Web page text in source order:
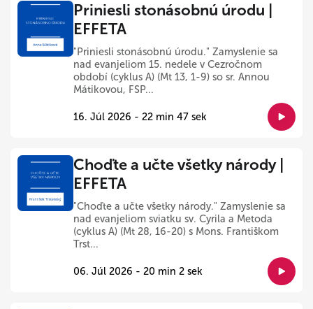
Priniesli stonásobnú úrodu |
EFFETA
"Priniesli stonásobnú úrodu." Zamyslenie sa
nad evanjeliom 15. nedele v Cezročnom
období (cyklus A) (Mt 13, 1-9) so sr. Annou
Mátikovou, FSP...
16. Júl 2026 - 22 min 47 sek
Choďte a učte všetky národy |
EFFETA
"Choďte a učte všetky národy." Zamyslenie sa
nad evanjeliom sviatku sv. Cyrila a Metoda
(cyklus A) (Mt 28, 16-20) s Mons. Františkom
Trst...
06. Júl 2026 - 20 min 2 sek